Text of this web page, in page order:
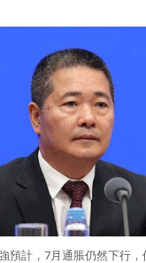
預計，7月通脹仍然下行